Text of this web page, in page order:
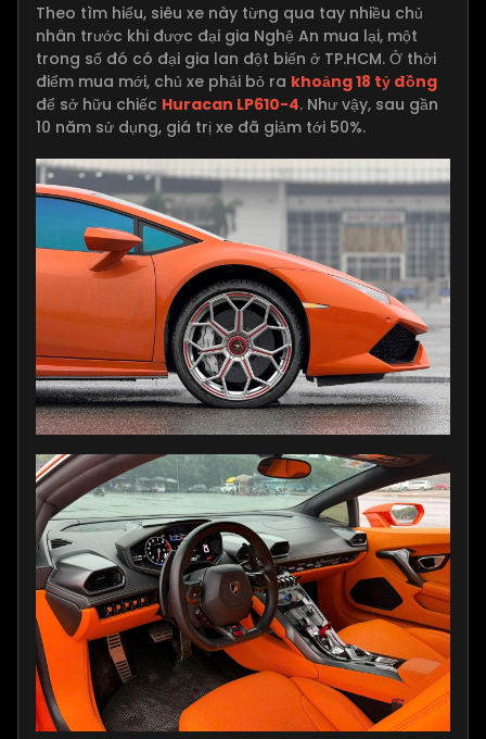
Theo tìm hiểu, siêu xe này từng qua tay nhiều chủ
nhân trước khi được đại gia Nghệ An mua lại, một
trong số đó có đại gia lan đột biến ở TP.HCM. Ở thời
điểm mua mới, chủ xe phải bỏ ra khoảng 18 tỷ đồng
để sở hữu chiếc Huracan LP610-4. Như vậy, sau gần
10 năm sử dụng, giá trị xe đã giảm tới 50%.